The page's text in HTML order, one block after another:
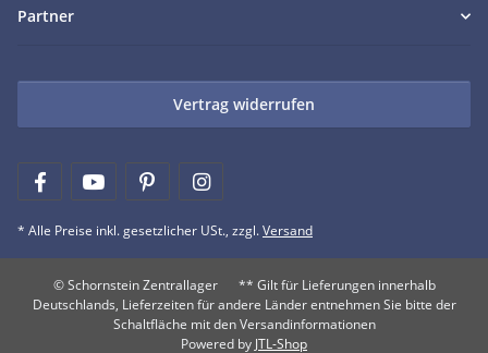
Partner
Vertrag widerrufen
* Alle Preise inkl. gesetzlicher USt., zzgl.Versand
© Schornstein Zentrallager
** Gilt für Lieferungen innerhalb
Deutschlands, Lieferzeiten für andere Länder entnehmen Sie bitte der
Schaltfläche mit den Versandinformationen
Powered by JTL-Shop